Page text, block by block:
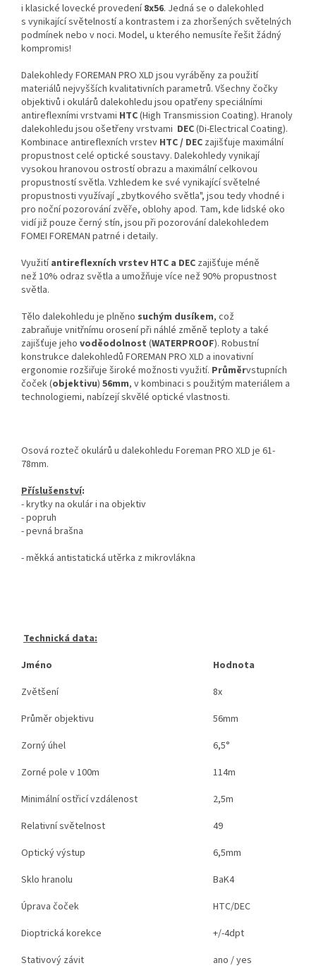
i klasické lovecké provedení8x56. Jedná se o dalekohled
s vynikající světelností a kontrastem i za zhoršených světelných
podmínek nebo v noci. Model, u kterého nemusíte řešit žádný
kompromis!
Dalekohledy FOREMAN PRO XLD jsou vyráběny za použití
materiálů nejvyšších kvalitativních parametrů. Všechny čočky
objektivů i okulárů dalekohledu jsou opatřeny speciálními
antireflexními vrstvami HTC(High Transmission Coating). Hranoly
dalekohledu jsou ošetřeny vrstvami DEC(Di-Electrical Coating).
Kombinace antireflexních vrstev HTC / DEC zajišťuje maximální
propustnost celé optické soustavy. Dalekohledy vynikají
vysokou hranovou ostrostí obrazu a maximální celkovou
propustností světla. Vzhledem ke své vynikající světelné
propustnosti využívají „zbytkového světla", jsou tedy vhodné i
pro noční pozorování zvěře, oblohy apod. Tam, kde lidské oko
vidí již pouze černý stín, jsou při pozorování dalekohledem
FOMEI FOREMAN patrné i detaily.
Využitíantireflexních vrstev HTC a DEC zajišťuje méně
než 10% odraz světla a umožňuje více než 90% propustnost
světla.
Tělo dalekohledu je plněno suchým dusíkem, což
zabraňuje vnitřnímu orosení při náhlé změně teploty a také
zajišťuje jeho voděodolnost (WATERPROOF). Robustní
konstrukce dalekohledů FOREMAN PRO XLD a inovativní
ergonomie rozšiřuje široké možnosti využití. Průměrvstupních
čoček (objektivu) 56mm, v kombinaci s použitým materiálem a
technologiemi, nabízejí skvělé optické vlastnosti.
Osová rozteč okulárů u dalekohledu Foreman PRO XLD je 61-
78mm.
Příslušenství:
- krytky na okulár i na objektiv
- popruh
- pevná brašna
- měkká antistatická utěrka z mikrovlákna
Technická data:
Jméno
Hodnota
Zvětšení
8x
Průměr objektivu
56mm
Zorný úhel
6,5°
Zorné pole v 100m
114m
Minimální ostřicí vzdálenost
2,5m
Relativní světelnost
49
Optický výstup
6,5mm
Sklo hranolu
BaK4
Úprava čoček
HTC/DEC
Dioptrická korekce
+/-4dpt
Stativový závit
ano / yes